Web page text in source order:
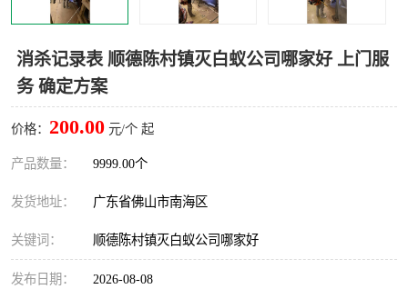
消杀记录表 顺德陈村镇灭白蚁公司哪家好 上门服
务 确定方案
价格： 200.00 元/个 起
产品数量： 9999.00个
发货地址： 广东省佛山市南海区
关键词： 顺德陈村镇灭白蚁公司哪家好
发布日期： 2026-08-08